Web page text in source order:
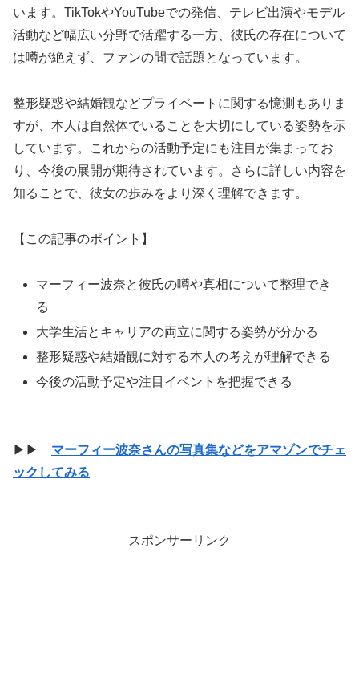
います。TikTokやYouTubeでの発信、テレビ出演やモデル
活動など幅広い分野で活躍する一方、彼氏の存在について
は噂が絶えず、ファンの間で話題となっています。
整形疑惑や結婚観などプライベートに関する憶測もありま
すが、本人は自然体でいることを大切にしている姿勢を示
しています。これからの活動予定にも注目が集まってお
り、今後の展開が期待されています。さらに詳しい内容を
知ることで、彼女の歩みをより深く理解できます。
【この記事のポイント】
マーフィー波奈と彼氏の噂や真相について整理でき
る
大学生活とキャリアの両立に関する姿勢が分かる
整形疑惑や結婚観に対する本人の考えが理解できる
今後の活動予定や注目イベントを把握できる
▶▶ マーフィー波奈さんの写真集などをアマゾンでチェ
ックしてみる
スポンサーリンク